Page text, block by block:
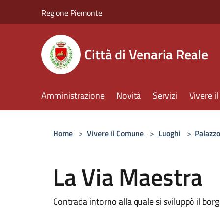
Regione Piemonte
Città di Venaria Reale
Amministrazione Novità Servizi Vivere
Home > Vivere il Comune > Luoghi > Palazzo
La Via Maestra
Contrada intorno alla quale si sviluppò il